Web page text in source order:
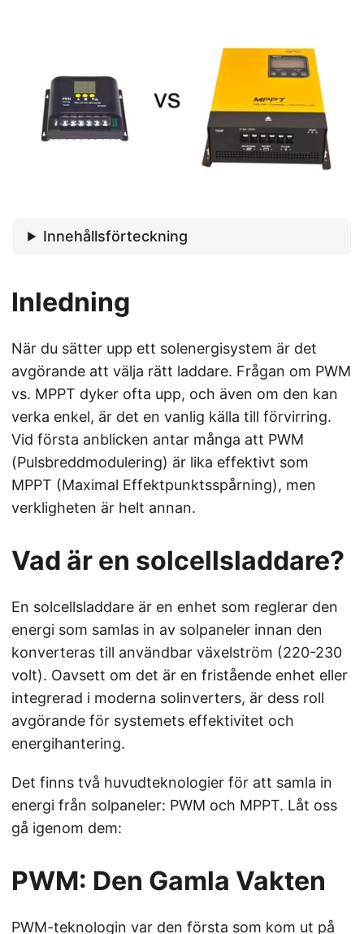
Innehållsförteckning
Inledning
När du sätter upp ett solenergisystem är det
avgörande att välja rätt laddare. Frågan om PWM
vs. MPPT dyker ofta upp, och även om den kan
verka enkel, är det en vanlig källa till förvirring.
Vid första anblicken antar många att PWM
(Pulsbreddmodulering) är lika effektivt som
MPPT (Maximal Effektpunktsspårning), men
verkligheten är helt annan.
Vad är en solcellsladdare?
En solcellsladdare är en enhet som reglerar den
energi som samlas in av solpaneler innan den
konverteras till användbar växelström (220-230
volt). Oavsett om det är en fristående enhet eller
integrerad i moderna solinverters, är dess roll
avgörande för systemets effektivitet och
energihantering.
Det finns två huvudteknologier för att samla in
energi från solpaneler: PWM och MPPT. Låt oss
gå igenom dem:
PWM: Den Gamla Vakten
PWM-teknologin var den första som kom ut på